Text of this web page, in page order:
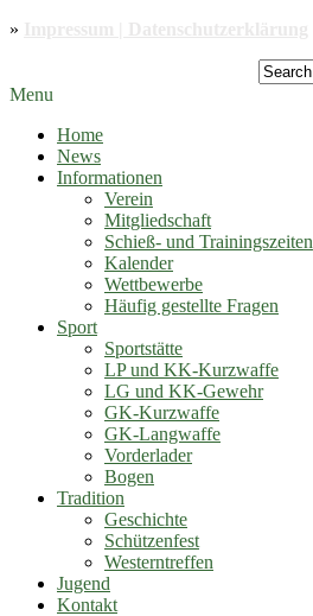
»
Menu
Home
News
Informationen
Verein
Mitgliedschaft
Schieß- und Trainingszeiten
Kalender
Wettbewerbe
Häufig gestellte Fragen
Sport
Sportstätte
LP und KK-Kurzwaffe
LG und KK-Gewehr
GK-Kurzwaffe
GK-Langwaffe
Vorderlader
Bogen
Tradition
Geschichte
Schützenfest
Westerntreffen
Jugend
Kontakt